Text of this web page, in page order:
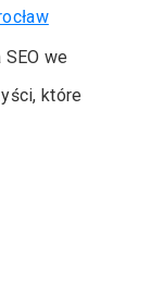
we
które